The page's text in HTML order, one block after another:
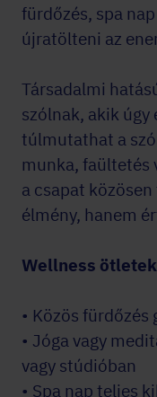
fürdőzés, spa
újratölteni az
Társadalmi
szólnak, akik úgy
túlmutathat a
munka, faültetés
a csapat
élmény, hanem
Wellness
• Közös
• Jóga vagy
vagy stúdióban
• Spa nap teljes